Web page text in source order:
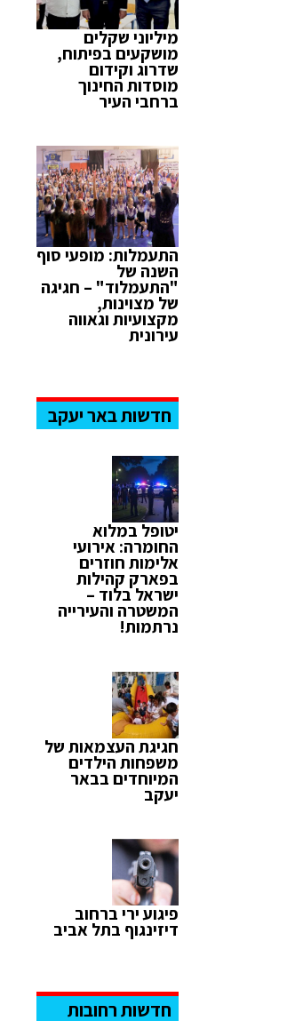
מיליוני שקלים
מושקעים בפיתוח,
שדרוג וקידום
מוסדות החינוך
ברחבי העיר
התעמלות: מופעי סוף
השנה של
"התעמלוד" – חגיגה
של מצוינות,
מקצועיות וגאווה
עירונית
חדשות באר יעקב
יטופל במלוא
החומרה: אירועי
אלימות חוזרים
בפארק קהילות
ישראל בלוד –
המשטרה והעירייה
נרתמות!
חגיגת העצמאות של
משפחות הילדים
המיוחדים בבאר
יעקב
פיגוע ירי ברחוב
דיזינגוף בתל אביב
חדשות רחובות